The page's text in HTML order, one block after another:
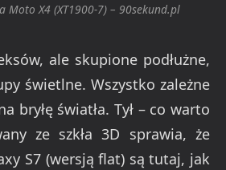
Moto X4 (XT1900-7) – 90sekund.pl
ale skupione podłużne,
świetlne. Wszystko zależne
bryłę światła. Tył – co warto
ze szkła 3D sprawia, że
S7 (wersją flat) są tutaj, jak